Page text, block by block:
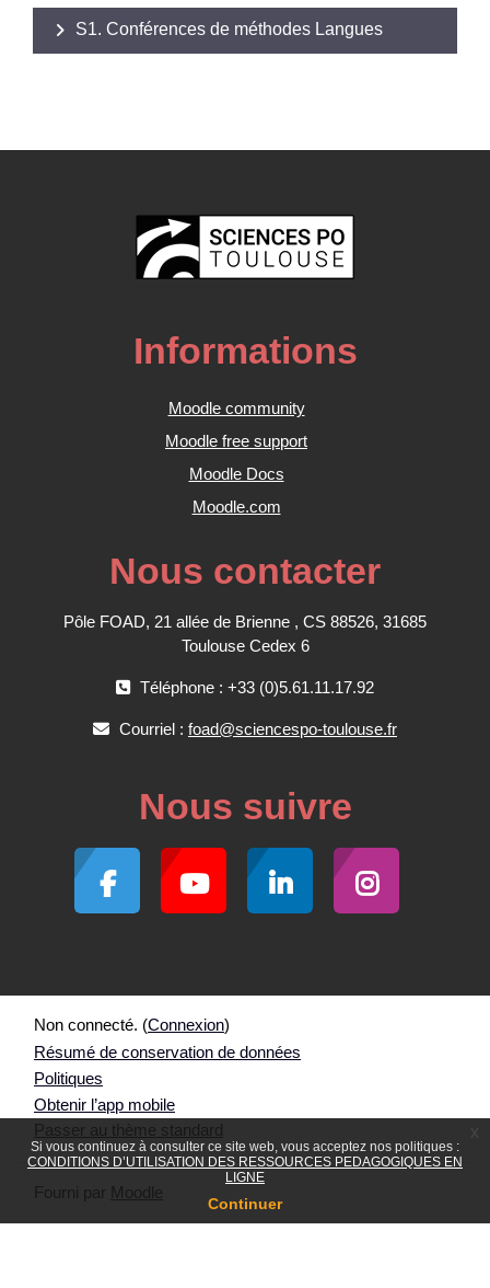
Si vous continuez à consulter ce site web, vous acceptez nos politiques :
CONDITIONS D’UTILISATION DES RESSOURCES PEDAGOGIQUES EN
LIGNE
Continuer
S1. Conférences de méthodes Langues
Informations
Moodle community
Moodle free support
Moodle Docs
Moodle.com
Nous contacter
Pôle FOAD, 21 allée de Brienne , CS 88526, 31685
Toulouse Cedex 6
Téléphone : +33 (0)5.61.11.17.92
Courriel : foad@sciencespo-toulouse.fr
Nous suivre
Non connecté. (Connexion)
Résumé de conservation de données
Politiques
Obtenir l’app mobile
Passer au thème standard
Fourni par Moodle